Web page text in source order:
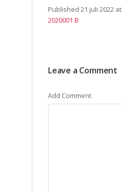
Published 21 juli 2022 at
2020001 B
Leave a Comment
Add Comment